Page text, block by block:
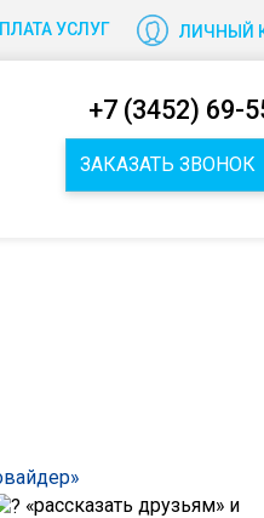
УСЛУГ ЛИЧНЫЙ
+7 (3452) 69-
ЗАКАЗАТЬ ЗВОНОК
«рассказать друзьям» и